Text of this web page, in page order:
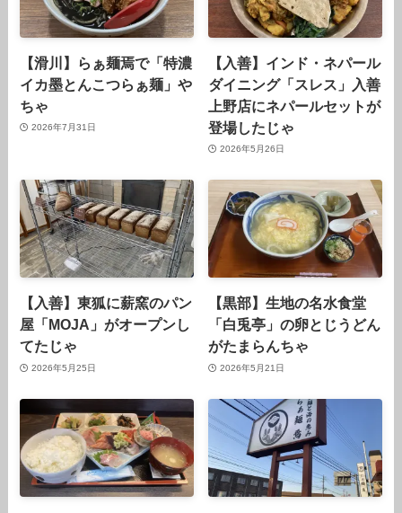
【滑川】らぁ麺焉で「特濃
イカ墨とんこつらぁ麺」や
ちゃ
2026年7月31日
【入善】インド・ネパール
ダイニング「スレス」入善
上野店にネパールセットが
登場したじゃ
2026年5月26日
【入善】東狐に薪窯のパン
屋「MOJA」がオープンし
てたじゃ
2026年5月25日
【黒部】生地の名水食堂
「白兎亭」の卵とじうどん
がたまらんちゃ
2026年5月21日